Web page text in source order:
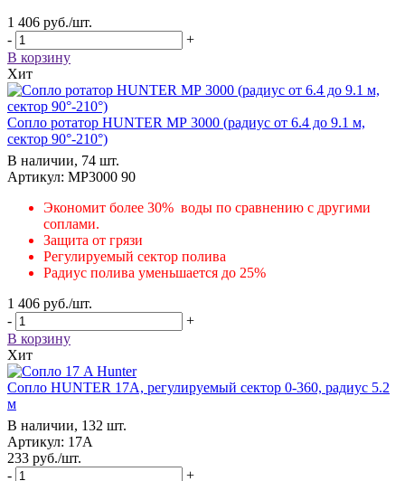
1 406 руб./шт.
-
+
В корзину
Хит
Сопло ротатор HUNTER МР 3000 (радиус от 6.4 до 9.1 м,
сектор 90°-210°)
В наличии, 74 шт.
Артикул: MP3000 90
Экономит более 30% воды по сравнению с другими
соплами.
Защита от грязи
Регулируемый сектор полива
Радиус полива уменьшается до 25%
1 406 руб./шт.
-
+
В корзину
Хит
Сопло HUNTER 17А, регулируемый сектор 0-360, радиус 5.2
м
В наличии, 132 шт.
Артикул: 17А
233 руб./шт.
-
+